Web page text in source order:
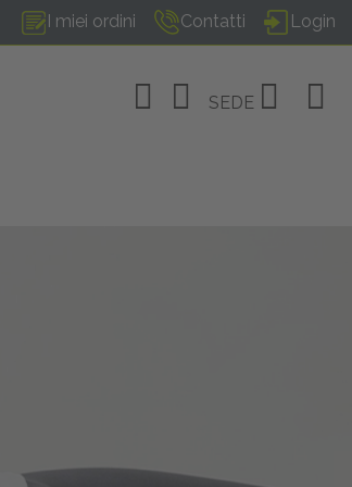
I miei ordini Contatti Login
SEDE